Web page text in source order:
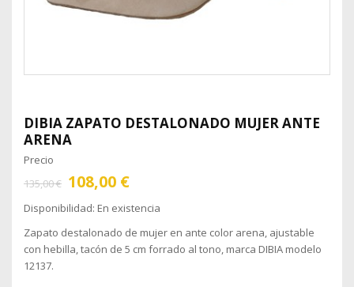
DIBIA ZAPATO DESTALONADO MUJER ANTE
ARENA
Precio
135,00 € 108,00 €
Disponibilidad: En existencia
Zapato destalonado de mujer en ante color arena, ajustable
con hebilla, tacón de 5 cm forrado al tono, marca DIBIA modelo
12137.